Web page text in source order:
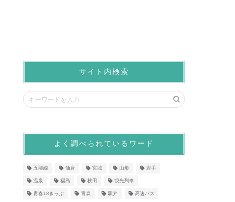
サイト内検索
よく調べられているワード
五能線 仙台 宮城 山形 岩手
温泉 福島 秋田 観光列車
青春18きっぷ 青森 駅弁 高速バス